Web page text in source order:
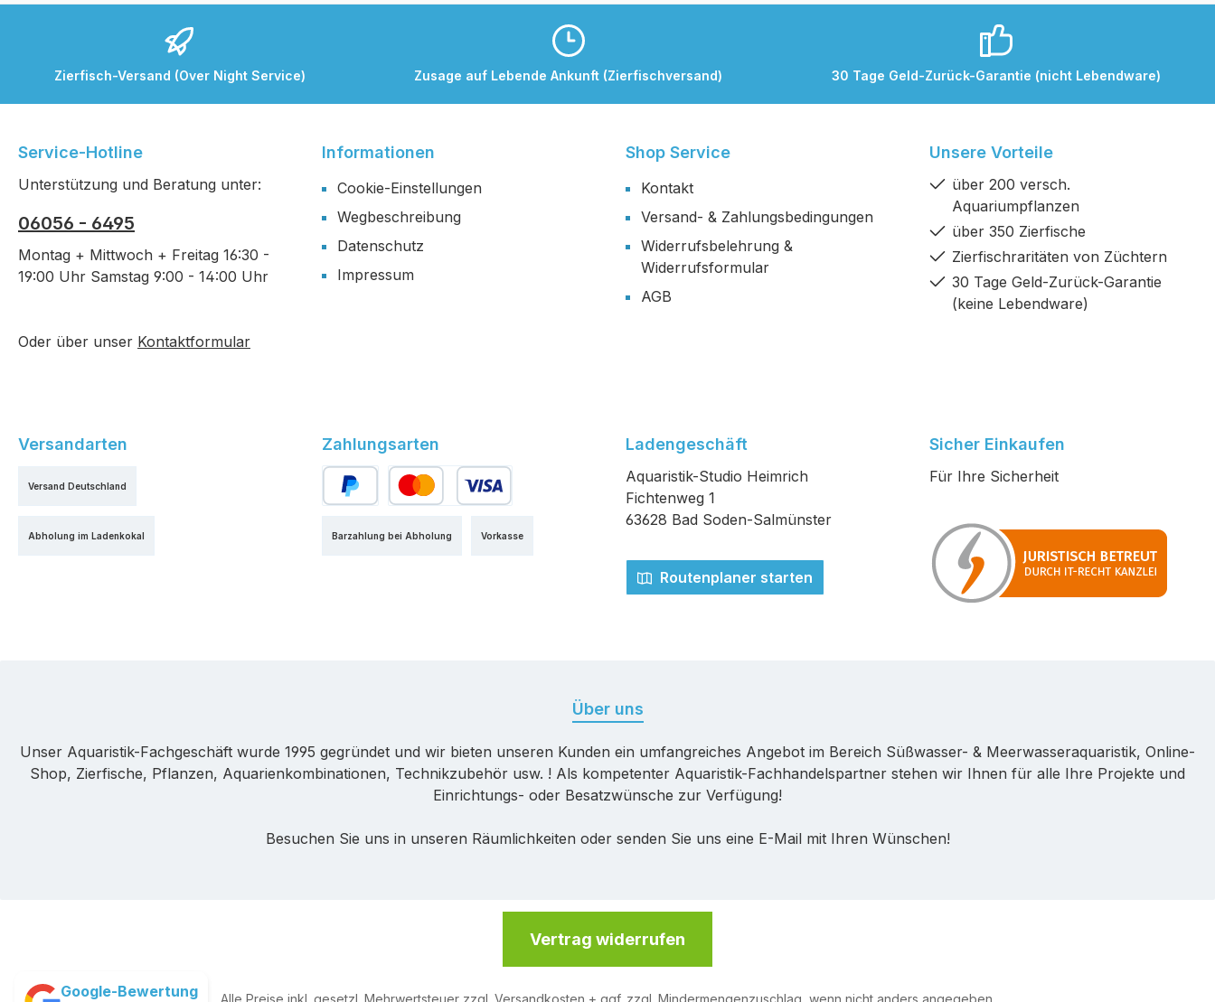
Zierfisch-Versand (Over Night Service) Zusage auf Lebende Ankunft (Zierfischversand) 30 Tage Geld-Zurück-Garantie (nicht Lebendware)
Service-Hotline
Unterstützung und Beratung unter:
06056 - 6495
Montag + Mittwoch + Freitag 16:30 -
19:00 Uhr Samstag 9:00 - 14:00 Uhr
Oder über unser Kontaktformular
Informationen
Cookie-Einstellungen
Wegbeschreibung
Datenschutz
Impressum
Shop Service
Kontakt
Versand- & Zahlungsbedingungen
Widerrufsbelehrung &
Widerrufsformular
AGB
Unsere Vorteile
über 200 versch.
Aquariumpflanzen
über 350 Zierfische
Zierfischraritäten von Züchtern
30 Tage Geld-Zurück-Garantie
(keine Lebendware)
Versandarten
Versand Deutschland
Abholung im Ladenkokal
Zahlungsarten
Vorkasse
Barzahlung bei Abholung
Ladengeschäft
Aquaristik-Studio Heimrich
Fichtenweg 1
63628 Bad Soden-Salmünster
Routenplaner starten
Sicher Einkaufen
Für Ihre Sicherheit
Über uns
Unser Aquaristik-Fachgeschäft wurde 1995 gegründet und wir bieten unseren Kunden ein umfangreiches Angebot im Bereich Süßwasser- & Meerwasseraquaristik, Online-
Shop, Zierfische, Pflanzen, Aquarienkombinationen, Technikzubehör usw. ! Als kompetenter Aquaristik-Fachhandelspartner stehen wir Ihnen für alle Ihre Projekte und
Einrichtungs- oder Besatzwünsche zur Verfügung!
Besuchen Sie uns in unseren Räumlichkeiten oder senden Sie uns eine E-Mail mit Ihren Wünschen!
Vertrag widerrufen
Alle Preise inkl. gesetzl. Mehrwertsteuer zzgl. Versandkosten + ggf. zzgl. Mindermengenzuschlag, wenn nicht anders angegeben.
Google-Bewertung